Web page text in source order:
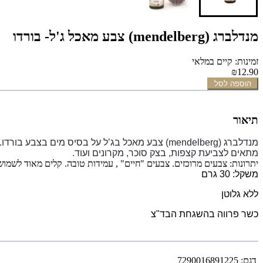
מנדלברג (mendelberg) צבע מאכל ג'ל- בורדו
זמינות: קיים במלאי
₪12.90
הוספה לסל
תיאור
מנדלברג (mendelberg)
צבע מאכל בג’ל על בסיס מים בצבע בורדו.
מתאים לצביעת קצפות, בצק סוכר, מקרונים ועוד.
יתרונות: צבעים מרוכזים. צבעים "חיים" , עמידות טובה. קלים מאוד
משקל: 30 גרם
ללא גלוטן
כשר פרווה בהשגחת הבד"צ
דגם: 7290016891225